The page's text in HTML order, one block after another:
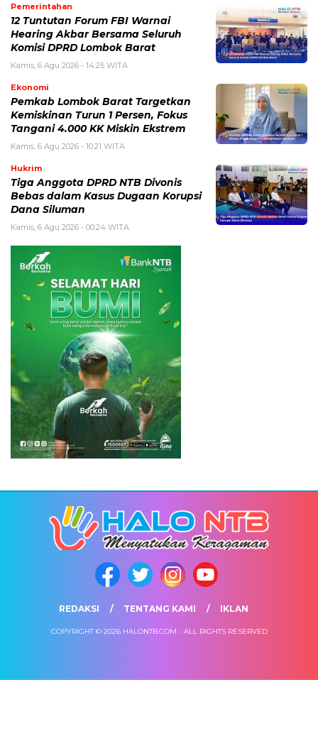
Pemerintahan
12 Tuntutan Forum FBI Warnai
Hearing Akbar Bersama Seluruh
Komisi DPRD Lombok Barat
Kamis, 6 Agu 2026 - 14:25 WITA
Ekonomi
Pemkab Lombok Barat Targetkan
Kemiskinan Turun 1 Persen, Fokus
Tangani 4.000 KK Miskin Ekstrem
Kamis, 6 Agu 2026 - 10:21 WITA
Hukrim
Tiga Anggota DPRD NTB Divonis
Bebas dalam Kasus Dugaan Korupsi
Dana Siluman
Kamis, 6 Agu 2026 - 00:24 WITA
REDAKSI TENTANG KAMI IKLAN
COPYRIGHT © 2026 HALONTB.COM - ALL RIGHTS RESERVED